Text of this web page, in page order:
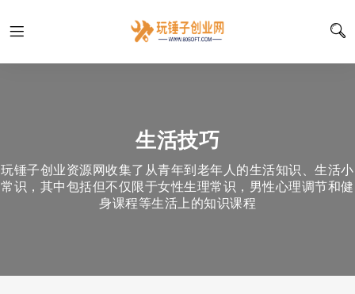
生活技巧
玩锤子创业资源网收集了从青年到老年人的生活知识、生活小
常识，其中包括但不仅限于女性生理常识，男性心理调节和健
身课程等生活上的知识课程